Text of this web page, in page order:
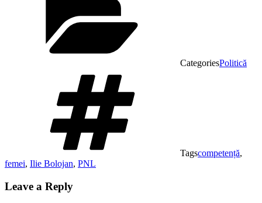
CategoriesPolitică
Tagscompetență,
femei, Ilie Bolojan, PNL
Leave a Reply